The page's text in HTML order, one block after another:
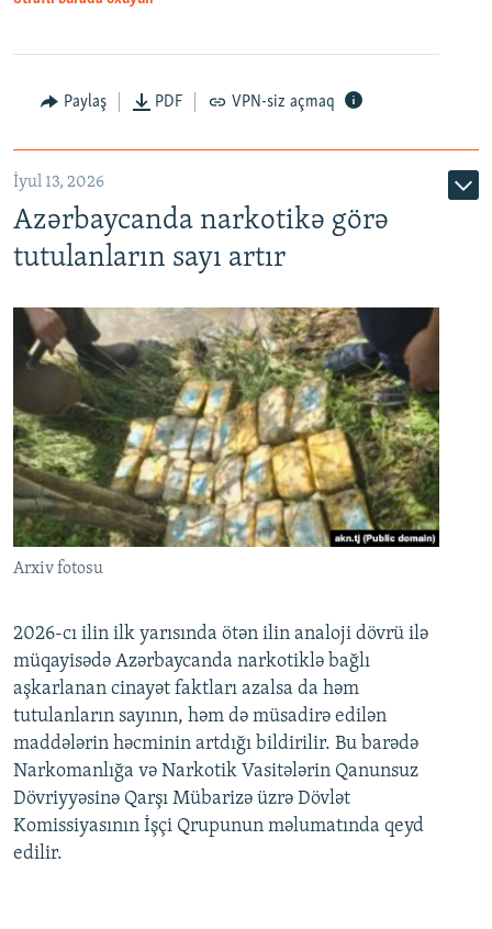
Paylaş PDF VPN-siz açmaq
İyul 13, 2026
Azərbaycanda narkotikə görə
tutulanların sayı artır
Arxiv fotosu
2026-cı ilin ilk yarısında ötən ilin analoji dövrü ilə
müqayisədə Azərbaycanda narkotiklə bağlı
aşkarlanan cinayət faktları azalsa da həm
tutulanların sayının, həm də müsadirə edilən
maddələrin həcminin artdığı bildirilir. Bu barədə
Narkomanlığa və Narkotik Vasitələrin Qanunsuz
Dövriyyəsinə Qarşı Mübarizə üzrə Dövlət
Komissiyasının İşçi Qrupunun məlumatında qeyd
edilir.